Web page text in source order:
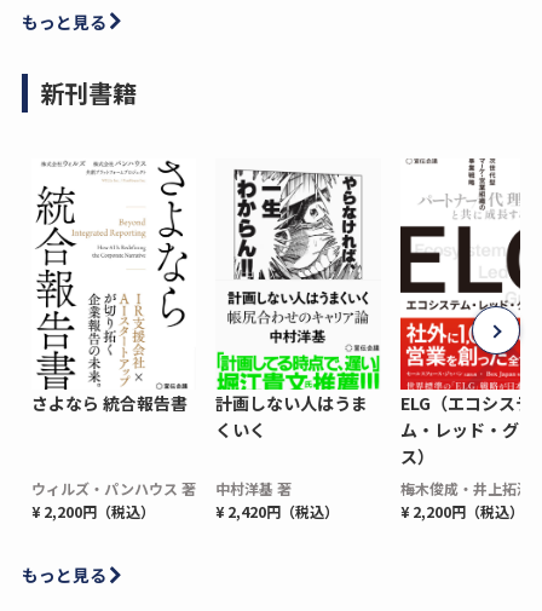
もっと見る
新刊書籍
さよなら 統合報告書
ウィルズ・パンハウス 著
¥ 2,200円（税込）
計画しない人はうま
くいく
中村洋基 著
¥ 2,420円（税込）
ELG（エコシステ
ム・レッド・グロ
ス）
梅木俊成・井上拓海
¥ 2,200円（税込）
もっと見る